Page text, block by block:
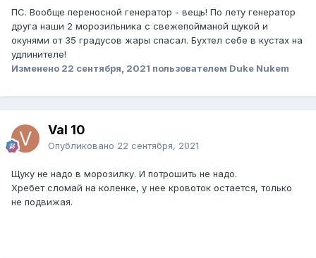
ПС. Вообще переносной генератор - вещь! По лету генератор
друга наши 2 морозильника с свежепойманой щукой и
окунями от 35 градусов жары спасал. Бухтел себе в кустах на
удлинителе!
Изменено 22 сентября, 2021 пользователем Duke Nukem
Val 10
Опубликовано 22 сентября, 2021
Щуку не надо в морозилку. И потрошить не надо.
Хребет сломай на коленке, у нее кровоток остается, только
не подвижая.